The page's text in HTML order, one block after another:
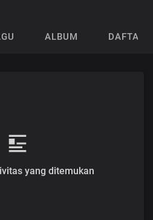
ALBUM DAFTAR
yang ditemukan